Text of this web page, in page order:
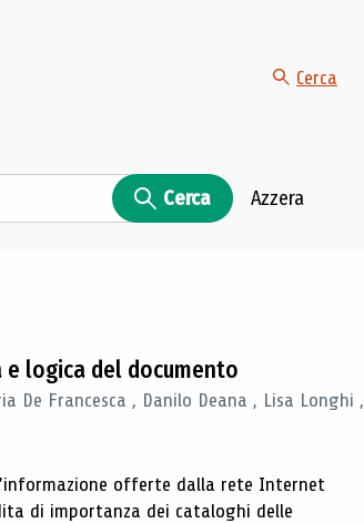
Cerca
Cerca Azzera
e logica del documento
De Francesca , Danilo Deana , Lisa Longhi ,
offerte dalla rete Internet
di importanza dei cataloghi delle